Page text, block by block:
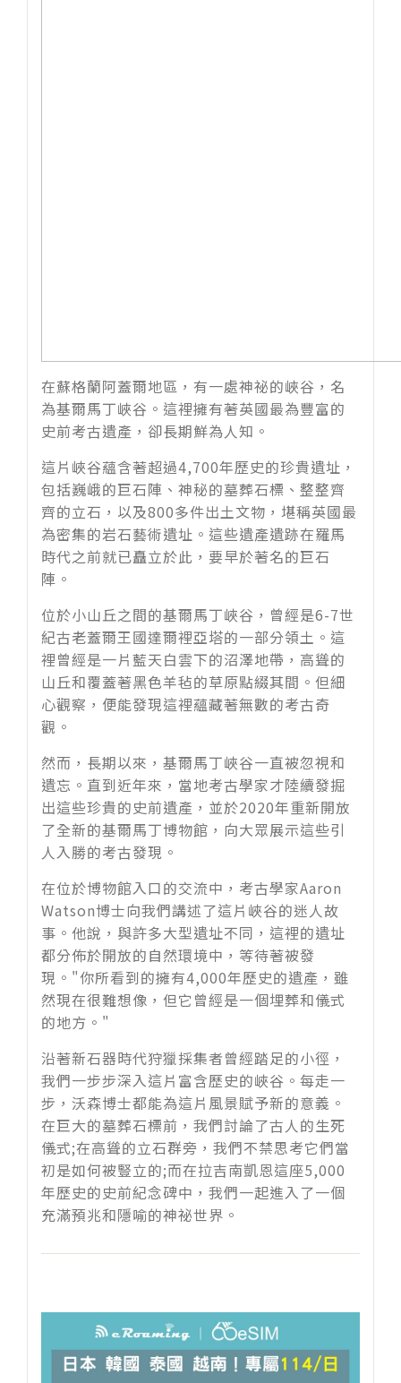
在蘇格蘭阿蓋爾地區，有一處神祕的峽谷，名
為基爾馬丁峽谷。這裡擁有著英國最為豐富的
史前考古遺產，卻長期鮮為人知。
這片峽谷蘊含著超過4,700年歷史的珍貴遺址，
包括巍峨的巨石陣、神秘的墓葬石標、整整齊
齊的立石，以及800多件出土文物，堪稱英國最
為密集的岩石藝術遺址。這些遺產遺跡在羅馬
時代之前就已矗立於此，要早於著名的巨石
陣。
位於小山丘之間的基爾馬丁峽谷，曾經是6-7世
紀古老蓋爾王國達爾裡亞塔的一部分領土。這
裡曾經是一片藍天白雲下的沼澤地帶，高聳的
山丘和覆蓋著黑色羊毡的草原點綴其間。但細
心觀察，便能發現這裡蘊藏著無數的考古奇
觀。
然而，長期以來，基爾馬丁峽谷一直被忽視和
遺忘。直到近年來，當地考古學家才陸續發掘
出這些珍貴的史前遺產，並於2020年重新開放
了全新的基爾馬丁博物館，向大眾展示這些引
人入勝的考古發現。
在位於博物館入口的交流中，考古學家Aaron
Watson博士向我們講述了這片峽谷的迷人故
事。他說，與許多大型遺址不同，這裡的遺址
都分佈於開放的自然環境中，等待著被發
現。 "你所看到的擁有4,000年歷史的遺產，雖
然現在很難想像，但它曾經是一個埋葬和儀式
的地方。 "
沿著新石器時代狩獵採集者曾經踏足的小徑，
我們一步步深入這片富含歷史的峽谷。每走一
步，沃森博士都能為這片風景賦予新的意義。
在巨大的墓葬石標前，我們討論了古人的生死
儀式;在高聳的立石群旁，我們不禁思考它們當
初是如何被豎立的;而在拉吉南凱恩這座5,000
年歷史的史前紀念碑中，我們一起進入了一個
充滿預兆和隱喻的神祕世界。